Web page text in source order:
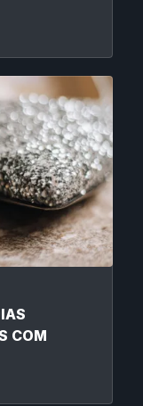
COM